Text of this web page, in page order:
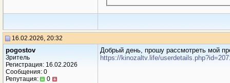
16.02.2026, 20:32
pogostov
Зритель
Регистрация: 16.02.2026
Сообщения: 0
Репутация:
0
Добрый день, прошу рассмотреть мой
https://kinozaltv.life/